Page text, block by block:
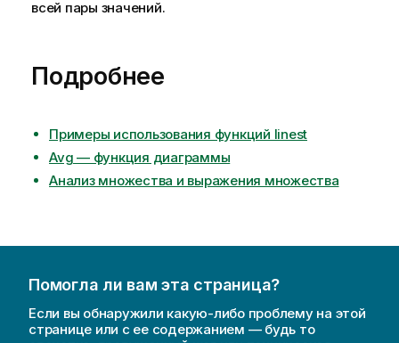
всей пары значений.
Подробнее
Примеры использования функций linest
Avg — функция диаграммы
Анализ множества и выражения множества
Помогла ли вам эта страница?
Если вы обнаружили какую-либо проблему на этой
странице или с ее содержанием — будь то